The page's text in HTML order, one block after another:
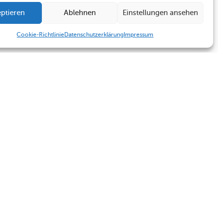
Ablehnen Einstellungen ansehen
Cookie-RichtlinieDatenschutzerklärung Impressum